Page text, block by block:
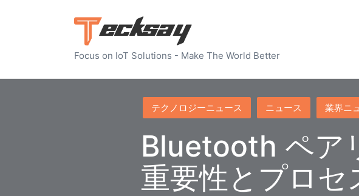
Focus on IoT Solutions - Make The World Better
Posted
in
テクノロジーニュース ニュース 業界ニ
Bluetooth ペア
重要性とプロセ